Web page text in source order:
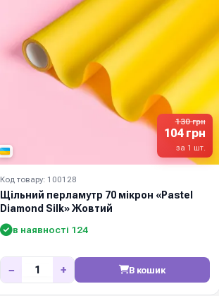
130 грн
104 грн
за 1 шт.
Код товару: 100128
Щільний перламутр 70 мікрон «Pastel
Diamond Silk» Жовтий
в наявності 124
− + В кошик